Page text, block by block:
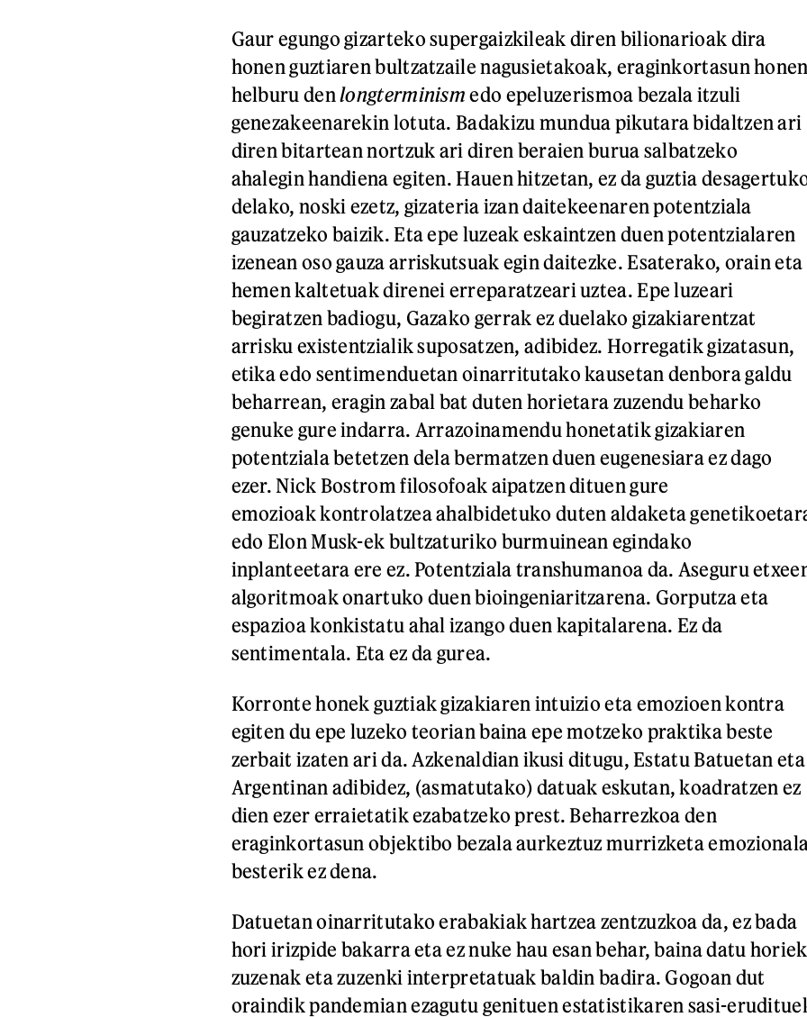
Gaur egungo gizarteko supergaizkileak diren bilionarioak dira
honen guztiaren bultzatzaile nagusietakoak, eraginkortasun
helburu denlongterminism edo epeluzerismoa bezala itzuli
genezakeenarekin lotuta. Badakizu mundua pikutara bidaltzen ari
diren bitartean nortzuk ari diren beraien burua salbatzeko
ahalegin handiena egiten. Hauen hitzetan, ez da guztia
delako, noski ezetz, gizateria izan daitekeenaren potentziala
gauzatzeko baizik. Eta epe luzeak eskaintzen duen potentzialaren
izenean oso gauza arriskutsuak egin daitezke. Esaterako, orain eta
hemen kaltetuak direnei erreparatzeari uztea. Epe luzeari
begiratzen badiogu, Gazako gerrak ez duelako gizakiarentzat
arrisku existentzialik suposatzen, adibidez. Horregatik gizatasun,
etika edo sentimenduetan oinarritutako kausetan denbora galdu
beharrean, eragin zabal bat duten horietara zuzendu beharko
genuke gure indarra. Arrazoinamendu honetatik gizakiaren
potentziala betetzen dela bermatzen duen eugenesiara ez dago
ezer. Nick Bostrom filosofoak aipatzen dituen gure
emozioak kontrolatzea ahalbidetuko duten aldaketa
edo Elon Musk-ek bultzaturiko burmuinean egindako
inplanteetara ere ez. Potentziala transhumanoa da. Aseguru
algoritmoak onartuko duen bioingeniaritzarena. Gorputza eta
espazioa konkistatu ahal izango duen kapitalarena. Ez da
sentimentala. Eta ez da gurea.
Korronte honek guztiak gizakiaren intuizio eta emozioen kontra
egiten du epe luzeko teorian baina epe motzeko praktika beste
zerbait izaten ari da. Azkenaldian ikusi ditugu, Estatu Batuetan eta
Argentinan adibidez, (asmatutako) datuak eskutan, koadratzen ez
dien ezer erraietatik ezabatzeko prest. Beharrezkoa den
eraginkortasun objektibo bezala aurkeztuz murrizketa
besterik ez dena.
Datuetan oinarritutako erabakiak hartzea zentzuzkoa da, ez bada
hori irizpide bakarra eta ez nuke hau esan behar, baina datu horiek
zuzenak eta zuzenki interpretatuak baldin badira. Gogoan dut
oraindik pandemian ezagutu genituen estatistikaren sasi-